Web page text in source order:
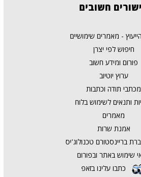
חשובים
- מאמרים שימושיים
חיפוש לפי יצרן
פורום ומידע חשוב
ערוץ יוטיוב
מכתבי תודה וכתבות
ותנאים לשימוש בלוח
מאמרים
אמנת שרות
בריינסטורם טכנולוג'יס
שימוש באתר ובפורום
כתבו עלינו בזאפ